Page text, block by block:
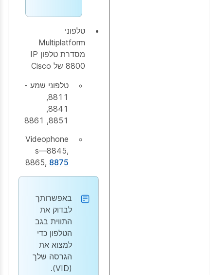
טלפוני
Multiplatform
מסדרת טלפון IP
8800 של Cisco
טלפוני שמע -
8811,
8841,
8851, 8861
Videophone
s—8845,
8865, 8875
באפשרותך
לבדוק את
התווית בגב
הטלפון כדי
למצוא את
הגרסה שלך
(VID).